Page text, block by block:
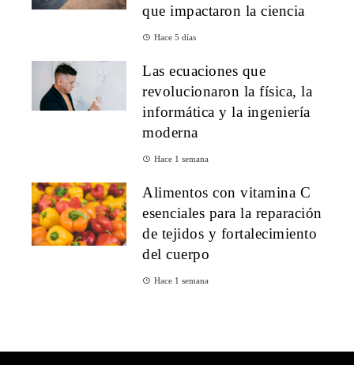
que impactaron la ciencia
Hace 5 días
Las ecuaciones que
revolucionaron la física, la
informática y la ingeniería
moderna
Hace 1 semana
Alimentos con vitamina C
esenciales para la reparación
de tejidos y fortalecimiento
del cuerpo
Hace 1 semana